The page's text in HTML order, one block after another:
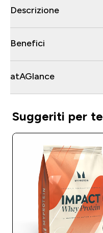
Descrizione
Benefici
atAGlance
Suggeriti per te